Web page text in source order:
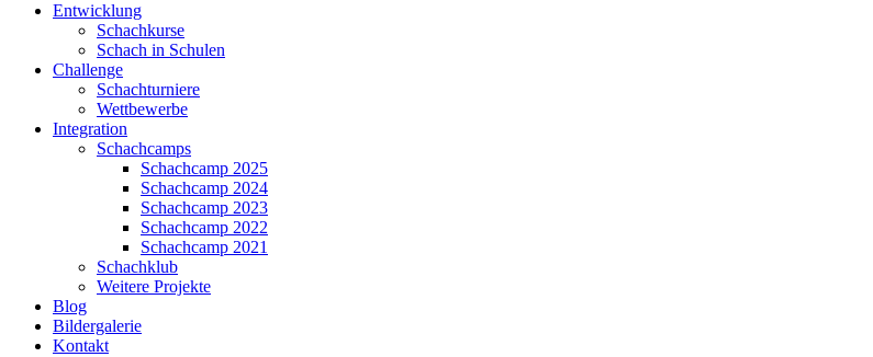
Entwicklung
Schachkurse
Schach in Schulen
Challenge
Schachturniere
Wettbewerbe
Integration
Schachcamps
Schachcamp 2025
Schachcamp 2024
Schachcamp 2023
Schachcamp 2022
Schachcamp 2021
Schachklub
Weitere Projekte
Blog
Bildergalerie
Kontakt